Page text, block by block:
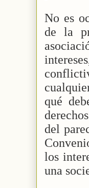
No es
de la
qué
del
los
una